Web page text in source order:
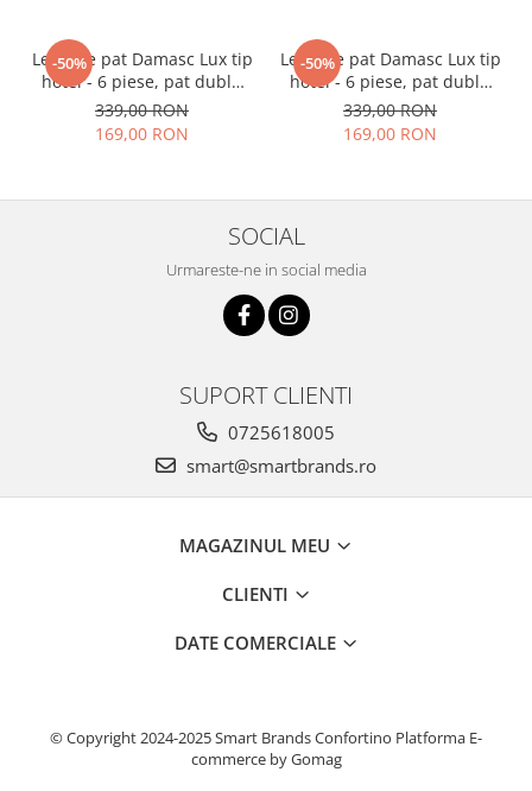
-50%
Lenjerie pat Damasc Lux tip
hotel - 6 piese, pat dublu
(ALBA)
339,00 RON
169,00 RON
-50%
Lenjerie pat Damasc Lux tip
hotel - 6 piese, pat dublu
(BEJ)
339,00 RON
169,00 RON
SOCIAL
Urmareste-ne in social media
SUPORT CLIENTI
0725618005
smart@smartbrands.ro
MAGAZINUL MEU
CLIENTI
DATE COMERCIALE
© Copyright 2024-2025 Smart Brands Confortino Platforma E-
commerce by Gomag